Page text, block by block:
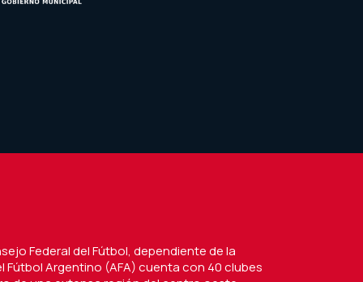
Federal del Fútbol, dependiente de la
Fútbol Argentino (AFA) cuenta con 40 clubes